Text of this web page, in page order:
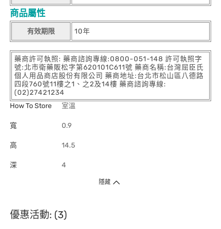
商品屬性
有效期限 10年
藥商許可執照: 藥商諮詢專線:0800-051-148 許可執照字
號:北市衛藥販松字第620101C611號 藥商名稱:台灣屈臣氏
個人用品商店股份有限公司 藥商地址:台北市松山區八德路
四段760號11樓之1、之2及14樓 藥商諮詢專線:
(02)27421234
How To Store
室溫
寬 0.9
高 14.5
深 4
隱藏
優惠活動: (3)